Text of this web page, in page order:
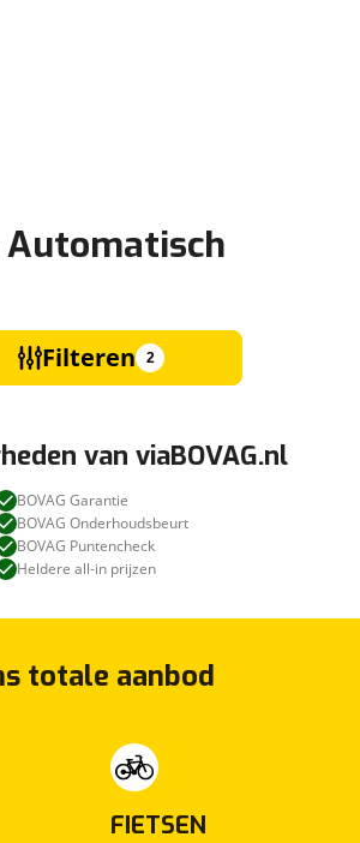
Filteren 2
van viaBOVAG.nl
BOVAG Garantie
BOVAG Onderhoudsbeurt
BOVAG Puntencheck
Heldere all-in prijzen
totale aanbod
FIETSEN